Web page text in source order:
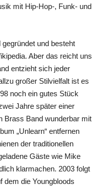
mit Hip-Hop-, Funk- und
und besteht
Aber das reicht uns
entzieht sich jeder
großer Stilvielfalt ist es
noch ein gutes Stück
Jahre später einer
Brass Band wunderbar mit
„Unlearn“ entfernen
der traditionellen
Gäste wie Mike
klarmachen. 2003 folgt
dem die Youngbloods